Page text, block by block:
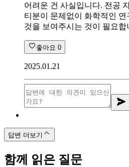
어려운 건 사실입니다. 전공
티분이 문제없이 화학적인
것을 보여주시는 것이 필요합
좋아요 0
2025.01.21
답변 더보기
함께 읽은 질문